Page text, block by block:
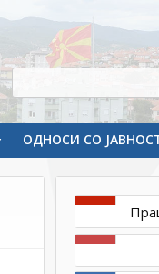
ОДНОСИ СО